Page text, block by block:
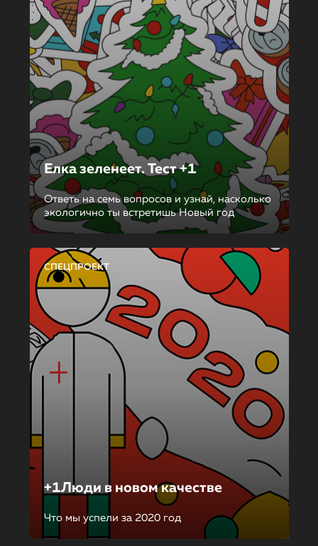
Елка зеленеет. Тест +1
Ответь на семь вопросов и узнай, насколько
экологично ты встретишь Новый год
СПЕЦПРОЕКТ
+1Люди в новом качестве
Что мы успели за 2020 год